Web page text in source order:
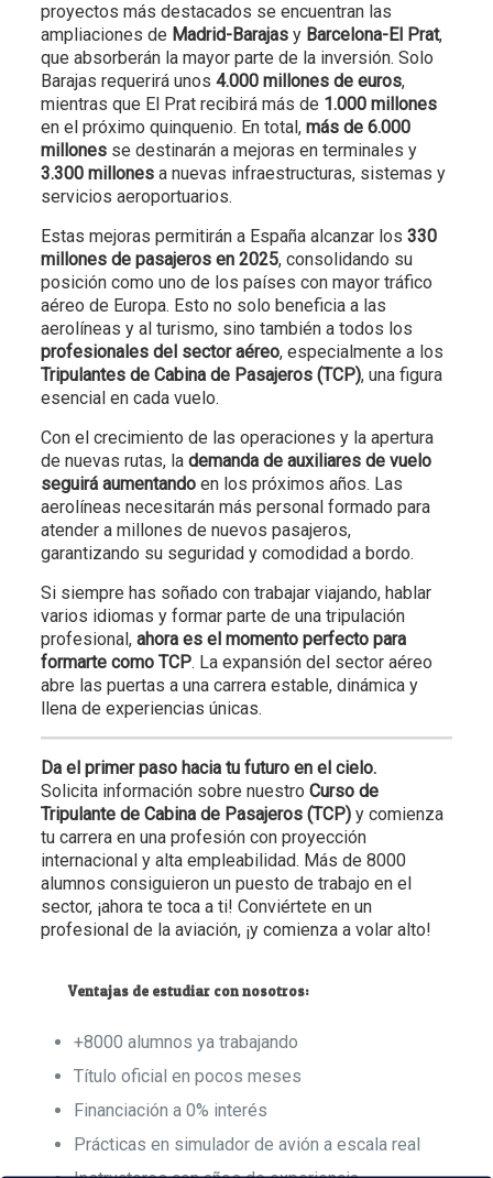
proyectos más destacados se encuentran las
ampliaciones de Madrid-Barajasy Barcelona-El Prat,
que absorberán la mayor parte de la inversión. Solo
Barajas requerirá unos 4.000 millones de euros,
mientras que El Prat recibirá más de 1.000 millones
en el próximo quinquenio. En total, más de 6.000
millonesse destinarán a mejoras en terminales y
3.300 millonesa nuevas infraestructuras, sistemas y
servicios aeroportuarios.
Estas mejoras permitirán a España alcanzar los 330
millones de pasajeros en 2025, consolidando su
posición como uno de los países con mayor tráfico
aéreo de Europa. Esto no solo beneficia a las
aerolíneas y al turismo, sino también a todos los
profesionales del sector aéreo, especialmente a los
Tripulantes de Cabina de Pasajeros (TCP), una figura
esencial en cada vuelo.
Con el crecimiento de las operaciones y la apertura
de nuevas rutas, la demanda de auxiliares de vuelo
seguirá aumentandoen los próximos años. Las
aerolíneas necesitarán más personal formado para
atender a millones de nuevos pasajeros,
garantizando su seguridad y comodidad a bordo.
Si siempre has soñado con trabajar viajando, hablar
varios idiomas y formar parte de una tripulación
profesional, ahora es el momento perfecto para
formarte como TCP. La expansión del sector aéreo
abre las puertas a una carrera estable, dinámica y
llena de experiencias únicas.
Da el primer paso hacia tu futuro en el cielo.
Solicita información sobre nuestro Curso de
Tripulante de Cabina de Pasajeros (TCP)y comienza
tu carrera en una profesión con proyección
internacional y alta empleabilidad. Más de 8000
alumnos consiguieron un puesto de trabajo en el
sector, ¡ahora te toca a ti! Conviértete en un
profesional de la aviación, ¡y comienza a volar alto!
Ventajas de estudiar con nosotros:
+8000 alumnos ya trabajando
Título oficial en pocos meses
Financiación a 0% interés
Prácticas en simulador de avión a escala real